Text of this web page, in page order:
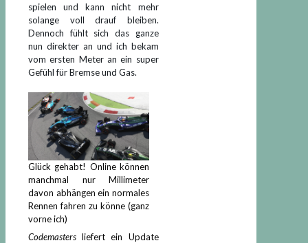
spielen und kann nicht mehr
solange voll drauf bleiben.
Dennoch fühlt sich das ganze
nun direkter an und ich bekam
vom ersten Meter an ein super
Gefühl für Bremse und Gas.
Glück gehabt! Online können
manchmal nur Millimeter
davon abhängen ein normales
Rennen fahren zu könne (ganz
vorne ich)
Codemasters liefert ein Update